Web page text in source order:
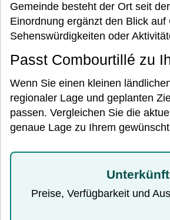
Gemeinde besteht der Ort seit
Einordnung ergänzt den Blick
Sehenswürdigkeiten oder
Passt Combourtillé zu
Wenn Sie einen kleinen
regionaler Lage und geplanten
passen. Vergleichen Sie die
genaue Lage zu Ihrem
Preise, Verfügbarkeit und